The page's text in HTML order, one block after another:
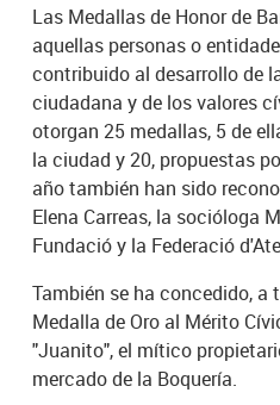
Las Medallas de Honor de
aquellas personas o
contribuido al desarrollo de
ciudadana y de los valores
otorgan 25 medallas, 5 de
la ciudad y 20, propuestas
año también han sido
Elena Carreas, la socióloga
Fundació y la Federació
También se ha concedido, a
Medalla de Oro al Mérito
"Juanito", el mítico
mercado de la Boquería.